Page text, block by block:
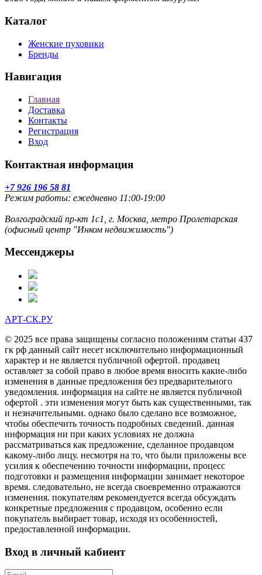
Каталог
Женские пуховики
Бренды
Навигация
Главная
Доставка
Контакты
Регистрация
Вход
Контактная информация
+7 926 196 58 81
Режим работы: ежедневно 11:00-19:00
Волгоградский пр-кт 1с1, г. Москва, метро Пролетарская
(офисный центр "Инком недвижимость")
Мессенджеры
АРТ-СК.РУ
© 2025 все права защищены согласно положениям статьи 437
гк рф данный сайт несет исключительно информационный
характер и не является публичной офертой. продавец
оставляет за собой право в любое время вносить какие-либо
изменения в данные предложения без предварительного
уведомления. информация на сайте не является публичной
офертой . эти изменения могут быть как существенными, так
и незначительными. однако было сделано все возможное,
чтобы обеспечить точность подробных сведений. данная
информация ни при каких условиях не должна
рассматриваться как предложение, сделанное продавцом
какому-либо лицу. несмотря на то, что были приложены все
усилия к обеспечению точности информации, процесс
подготовки и размещения информации занимает некоторое
время. следовательно, не всегда своевременно отражаются
изменения. покупателям рекомендуется всегда обсуждать
конкретные предложения с продавцом, особенно если
покупатель выбирает товар, исходя из особенностей,
предоставленной информации.
Вход в личный кабиент